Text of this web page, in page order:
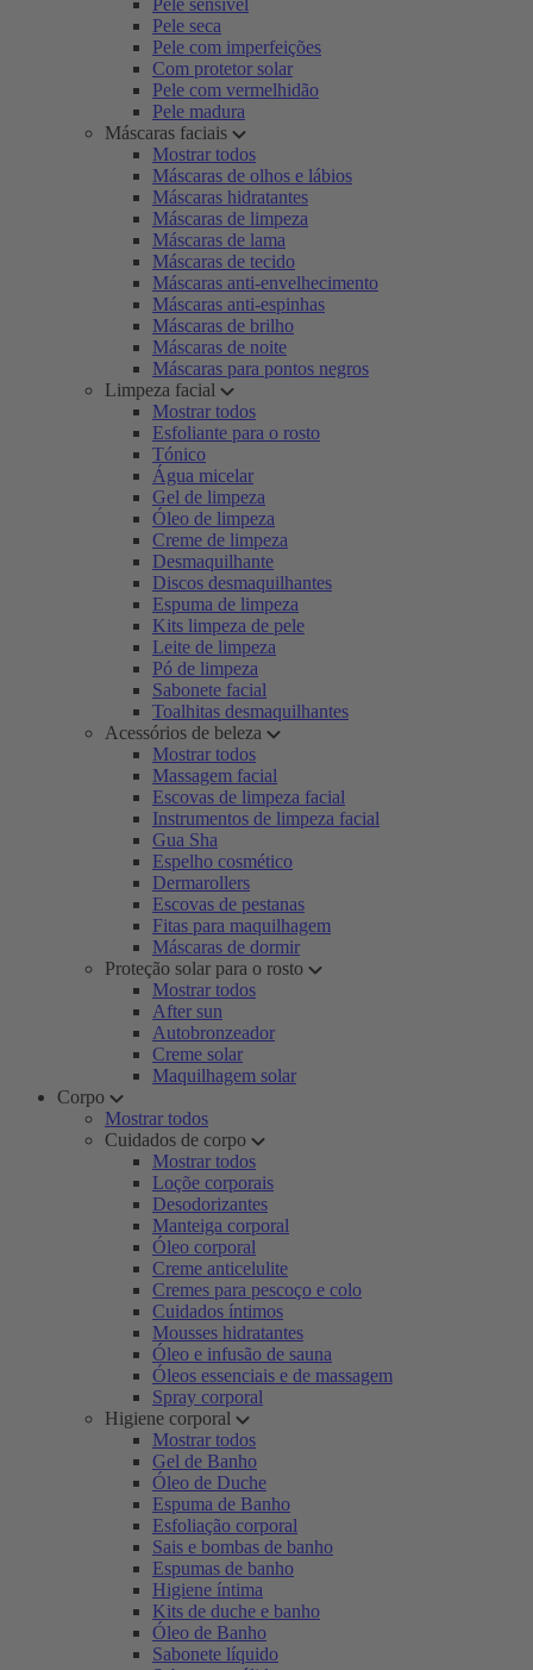
Pele sensível
Pele seca
Pele com imperfeições
Com protetor solar
Pele com vermelhidão
Pele madura
Máscaras faciais
Mostrar todos
Máscaras de olhos e lábios
Máscaras hidratantes
Máscaras de limpeza
Máscaras de lama
Máscaras de tecido
Máscaras anti-envelhecimento
Máscaras anti-espinhas
Máscaras de brilho
Máscaras de noite
Máscaras para pontos negros
Limpeza facial
Mostrar todos
Esfoliante para o rosto
Tónico
Água micelar
Gel de limpeza
Óleo de limpeza
Creme de limpeza
Desmaquilhante
Discos desmaquilhantes
Espuma de limpeza
Kits limpeza de pele
Leite de limpeza
Pó de limpeza
Sabonete facial
Toalhitas desmaquilhantes
Acessórios de beleza
Mostrar todos
Massagem facial
Escovas de limpeza facial
Instrumentos de limpeza facial
Gua Sha
Espelho cosmético
Dermarollers
Escovas de pestanas
Fitas para maquilhagem
Máscaras de dormir
Proteção solar para o rosto
Mostrar todos
After sun
Autobronzeador
Creme solar
Maquilhagem solar
Corpo
Mostrar todos
Cuidados de corpo
Mostrar todos
Loçõe corporais
Desodorizantes
Manteiga corporal
Óleo corporal
Creme anticelulite
Cremes para pescoço e colo
Cuidados íntimos
Mousses hidratantes
Óleo e infusão de sauna
Óleos essenciais e de massagem
Spray corporal
Higiene corporal
Mostrar todos
Gel de Banho
Óleo de Duche
Espuma de Banho
Esfoliação corporal
Sais e bombas de banho
Espumas de banho
Higiene íntima
Kits de duche e banho
Óleo de Banho
Sabonete líquido